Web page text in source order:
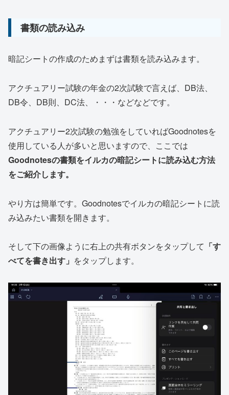
書類の読み込み
暗記シートの作成のためまずは書類を読み込みます。
アクチュアリー試験の年金の2次試験で言えば、DB法、
DB令、DB則、DC法、・・・などなどです。
アクチュアリー2次試験の勉強をしていればGoodnotesを
使用している人が多いと思いますので、ここでは
Goodnotesの書類をイルカの暗記シートに読み込む方法
をご紹介します。
やり方は簡単です。Goodnotesでイルカの暗記シートに読
み込みたい書類を開きます。
そして下の画像ように右上の共有ボタンをタップして 「す
べてを書き出す」 をタップします。